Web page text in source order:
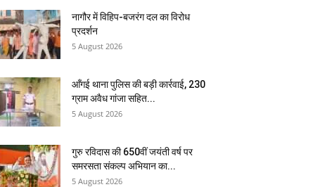
नागौर में विहिप-बजरंग दल का विरोध
प्रदर्शन
5 August 2026
आँगई थाना पुलिस की बड़ी कार्रवाई, 230
ग्राम अवैध गांजा सहित...
5 August 2026
गुरु रविदास की 650वीं जयंती वर्ष पर
समरसता संकल्प अभियान का...
5 August 2026